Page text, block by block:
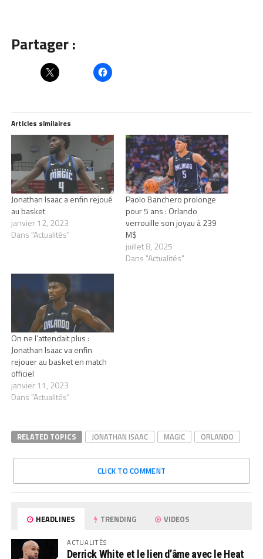
Partager :
Articles similaires
Jonathan Isaac a enfin rejoué
au basket
janvier 12, 2023
Dans "Actualités"
Paolo Banchero prolonge
pour 5 ans : Orlando
verrouille son joyau à 239
M$
juillet 8, 2025
Dans "Actualités"
On ne l’attendait plus :
Jonathan Isaac va enfin
rejouer au basket en match
officiel
janvier 11, 2023
Dans "Actualités"
RELATED TOPICS JONATHAN ISAAC MAGIC ORLANDO
CLICK TO COMMENT
HEADLINES TRENDING VIDEOS
ACTUALITÉS
Derrick White et le lien d’âme avec le Heat